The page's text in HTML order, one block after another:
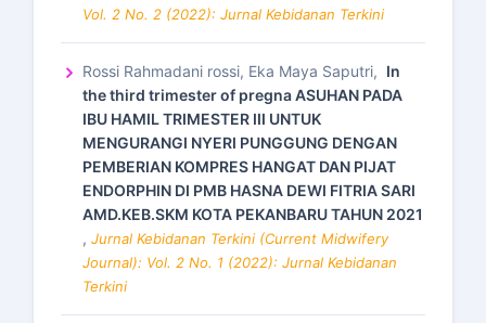
Vol. 2 No. 2 (2022): Jurnal Kebidanan Terkini
Rossi Rahmadani rossi, Eka Maya Saputri, In
the third trimester of pregna ASUHAN PADA
IBU HAMIL TRIMESTER III UNTUK
MENGURANGI NYERI PUNGGUNG DENGAN
PEMBERIAN KOMPRES HANGAT DAN PIJAT
ENDORPHIN DI PMB HASNA DEWI FITRIA SARI
AMD.KEB.SKM KOTA PEKANBARU TAHUN 2021
, Jurnal Kebidanan Terkini (Current Midwifery
Journal): Vol. 2 No. 1 (2022): Jurnal Kebidanan
Terkini